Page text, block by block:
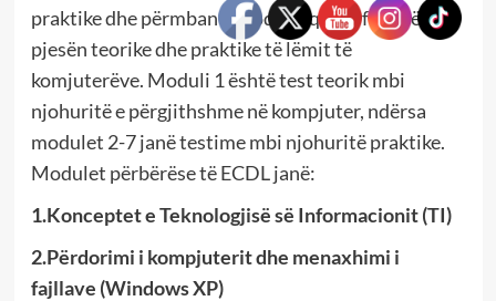
praktike dhe përmban 7 module, që perfshijnë
pjesën teorike dhe praktike të lëmit të
komjuterëve. Moduli 1 është test teorik mbi
njohuritë e përgjithshme në kompjuter, ndërsa
modulet 2-7 janë testime mbi njohuritë praktike.
Modulet përbërëse të ECDL janë:
1.Konceptet e Teknologjisë së Informacionit (TI)
2.Përdorimi i kompjuterit dhe menaxhimi i
fajllave (Windows XP)